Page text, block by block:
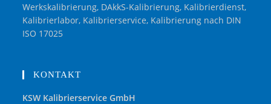
Werkskalibrierung, DAkkS-Kalibrierung, Kalibrierdienst,
Kalibrierlabor, Kalibrierservice, Kalibrierung nach DIN
ISO 17025
KONTAKT
KSW Kalibrierservice GmbH